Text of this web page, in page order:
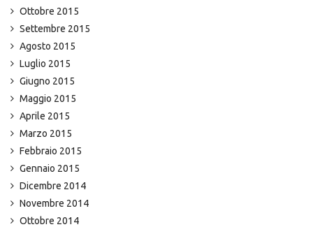
Ottobre 2015
Settembre 2015
Agosto 2015
Luglio 2015
Giugno 2015
Maggio 2015
Aprile 2015
Marzo 2015
Febbraio 2015
Gennaio 2015
Dicembre 2014
Novembre 2014
Ottobre 2014